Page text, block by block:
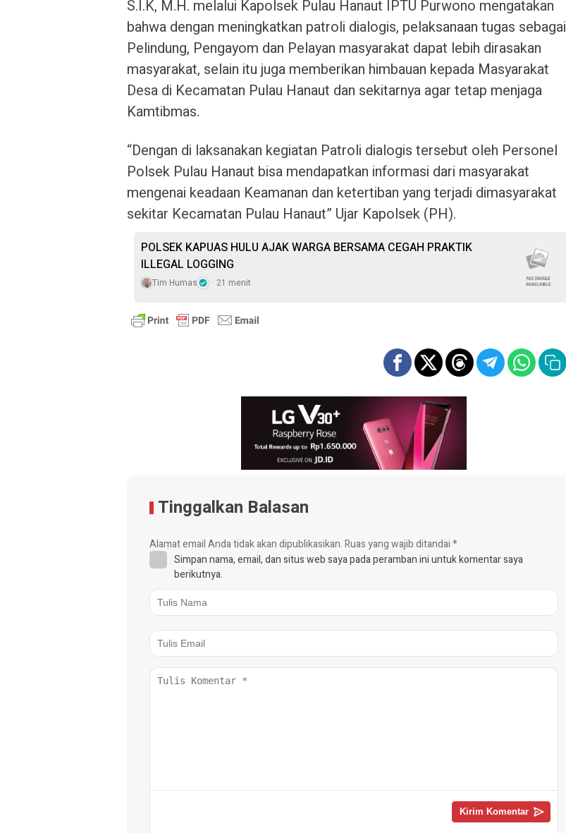
S.I.K, M.H. melalui Kapolsek Pulau Hanaut IPTU Purwono mengatakan
bahwa dengan meningkatkan patroli dialogis, pelaksanaan tugas sebagai
Pelindung, Pengayom dan Pelayan masyarakat dapat lebih dirasakan
masyarakat, selain itu juga memberikan himbauan kepada Masyarakat
Desa di Kecamatan Pulau Hanaut dan sekitarnya agar tetap menjaga
Kamtibmas.
“Dengan di laksanakan kegiatan Patroli dialogis tersebut oleh Personel
Polsek Pulau Hanaut bisa mendapatkan informasi dari masyarakat
mengenai keadaan Keamanan dan ketertiban yang terjadi dimasyarakat
sekitar Kecamatan Pulau Hanaut” Ujar Kapolsek (PH).
POLSEK KAPUAS HULU AJAK WARGA BERSAMA CEGAH PRAKTIK
ILLEGAL LOGGING
Tim Humas 21 menit
Tinggalkan Balasan
Alamat email Anda tidak akan dipublikasikan.Ruas yang wajib ditandai*
Simpan nama, email, dan situs web saya pada peramban ini untuk komentar saya
berikutnya.